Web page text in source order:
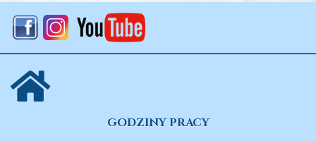
GODZINY PRACY